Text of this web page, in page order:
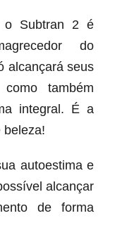
o Subtran 2 é
do
alcançará seus
também
integral. É a
beleza!
autoestima e
alcançar
de forma